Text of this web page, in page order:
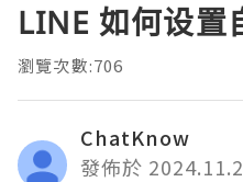
LINE 如何设置
瀏覽次數:706
ChatKnow
發佈於